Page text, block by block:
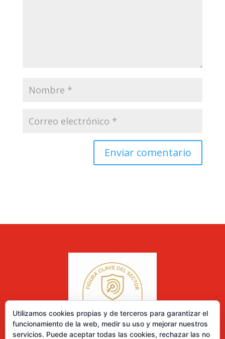
Utilizamos cookies propias y de terceros para garantizar el
funcionamiento de la web, medir su uso y mejorar nuestros
servicios. Puede aceptar todas las cookies, rechazar las no